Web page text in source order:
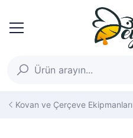
Kovan ve Çerçeve Ekipmanları